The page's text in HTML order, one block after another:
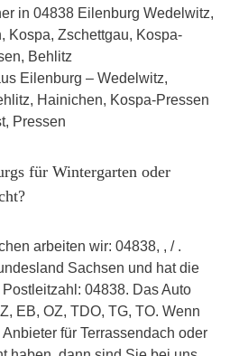
in 04838 Eilenburg Wedelwitz,
Kospa, Zschettgau, Kospa-
Behlitz
Eilenburg – Wedelwitz,
Hainichen, Kospa-Pressen
Pressen
für Wintergarten oder
arbeiten wir: 04838, , / .
Sachsen und hat die
04838. Das Auto
EB, OZ, TDO, TG, TO. Wenn
für Terrassendach oder